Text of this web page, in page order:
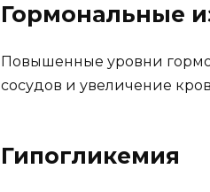
Гормональные
Повышенные уровни
сосудов и увеличение
Гипогликемия